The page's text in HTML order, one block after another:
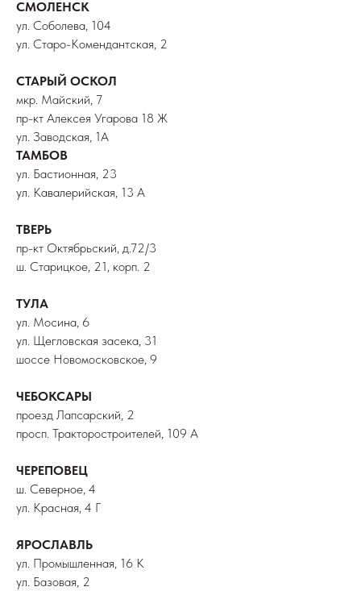
СМОЛЕНСК
ул. Соболева, 104
ул. Старо-Комендантская, 2
СТАРЫЙ ОСКОЛ
мкр. Майский, 7
пр-кт Алексея Угарова 18 Ж
ул. Заводская, 1А
ТАМБОВ
ул. Бастионная, 23
ул. Кавалерийская, 13 А
ТВЕРЬ
пр-кт Октябрьский, д.72/3
ш. Старицкое, 21, корп. 2
ТУЛА
ул. Мосина, 6
ул. Щегловская засека, 31
шоссе Новомосковское, 9
ЧЕБОКСАРЫ
проезд Лапсарский, 2
просп. Тракторостроителей, 109 А
ЧЕРЕПОВЕЦ
ш. Северное, 4
ул. Красная, 4 Г
ЯРОСЛАВЛЬ
ул. Промышленная, 16 К
ул. Базовая, 2